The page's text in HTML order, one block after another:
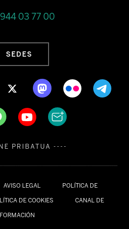
AVISO LEGAL POLÍTICA DE
DE COOKIES CANAL DE
944 03 77 00
SEDES
PRIBATUA ----